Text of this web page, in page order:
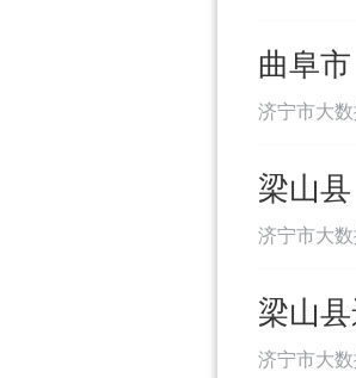
曲阜
济宁市大
梁山
济宁市大
梁山
济宁市大